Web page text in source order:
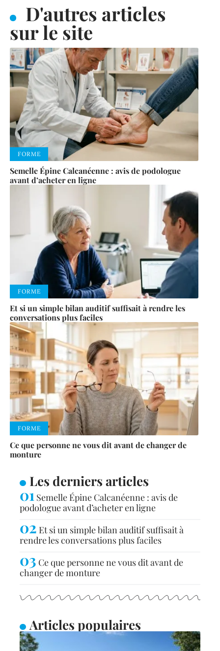
D'autres articles
sur le site
FORME
Semelle Épine Calcanéenne : avis de podologue
avant d’acheter en ligne
FORME
Et si un simple bilan auditif suffisait à rendre les
conversations plus faciles
FORME
Ce que personne ne vous dit avant de changer de
monture
Les derniers articles
Semelle Épine Calcanéenne : avis de
podologue avant d’acheter en ligne
Et si un simple bilan auditif suffisait à
rendre les conversations plus faciles
Ce que personne ne vous dit avant de
changer de monture
Articles populaires